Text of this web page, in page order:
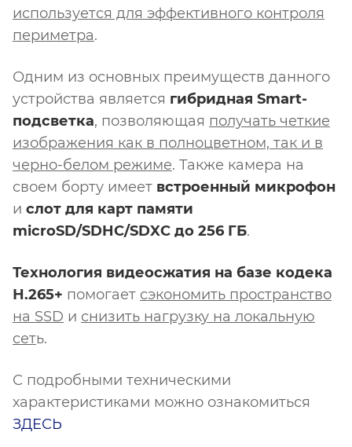
используется для эффективного контроля
периметра.
Одним из основных преимуществ данного
устройства является гибридная Smart-
подсветка, позволяющая получать четкие
изображения как в полноцветном, так и в
черно-белом режиме. Также камера на
своем борту имеет встроенный микрофон
и слот для карт памяти
microSD/SDHC/SDXC до 256 ГБ.
Технология видеосжатия на базе кодека
Н.265+ помогает сэкономить пространство
на SSD и снизить нагрузку на локальную
сеть.
С подробными техническими
характеристиками можно ознакомиться
ЗДЕСЬ